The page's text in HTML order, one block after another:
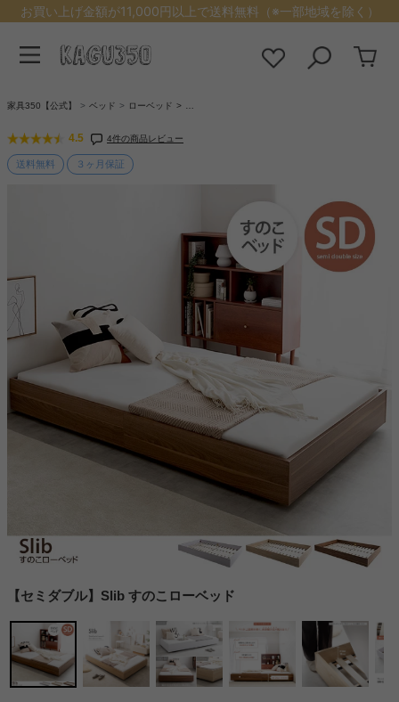
お買い上げ金額が11,000円以上で送料無料（※一部地域を除く）
家具350【公式】 ベッド ローベッド
4.5 4件の商品レビュー
送料無料 ３ヶ月保証
【セミダブル】Slib すのこローベッド